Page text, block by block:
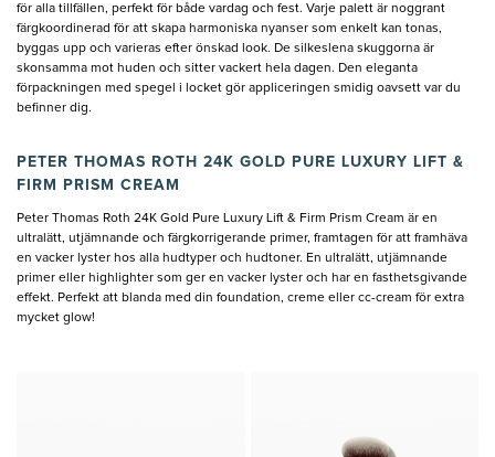
för alla tillfällen, perfekt för både vardag och fest. Varje palett är noggrant
färgkoordinerad för att skapa harmoniska nyanser som enkelt kan tonas,
byggas upp och varieras efter önskad look. De silkeslena skuggorna är
skonsamma mot huden och sitter vackert hela dagen. Den eleganta
förpackningen med spegel i locket gör appliceringen smidig oavsett var du
befinner dig.
PETER THOMAS ROTH 24K GOLD PURE LUXURY LIFT &
FIRM PRISM CREAM
Peter Thomas Roth 24K Gold Pure Luxury Lift & Firm Prism Cream är en
ultralätt, utjämnande och färgkorrigerande primer, framtagen för att framhäva
en vacker lyster hos alla hudtyper och hudtoner. En ultralätt, utjämnande
primer eller highlighter som ger en vacker lyster och har en fasthetsgivande
effekt. Perfekt att blanda med din foundation, creme eller cc-cream för extra
mycket glow!